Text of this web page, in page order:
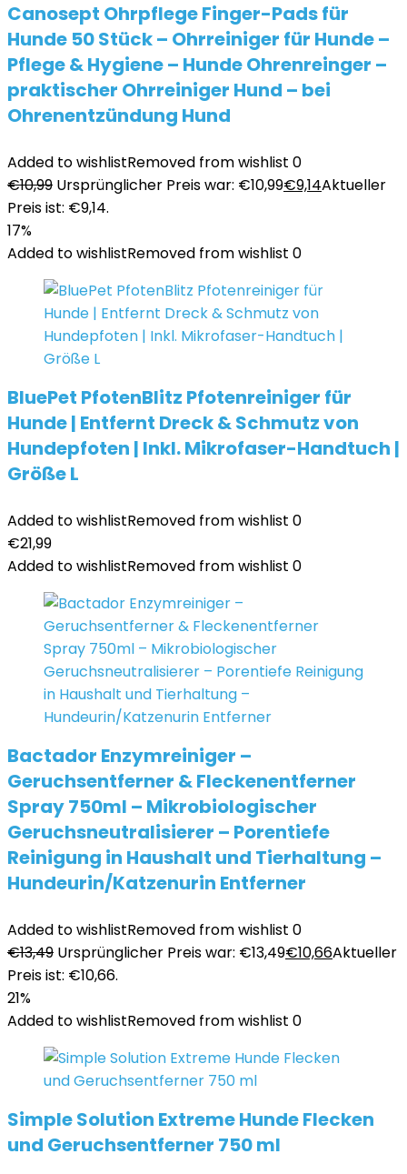
Canosept Ohrpflege Finger-Pads für
Hunde 50 Stück – Ohrreiniger für Hunde –
Pflege & Hygiene – Hunde Ohrenreinger –
praktischer Ohrreiniger Hund – bei
Ohrenentzündung Hund
Added to wishlistRemoved from wishlist 0
€10,99 Ursprünglicher Preis war: €10,99€9,14Aktueller
Preis ist: €9,14.
17%
Added to wishlistRemoved from wishlist 0
BluePet PfotenBlitz Pfotenreiniger für
Hunde | Entfernt Dreck & Schmutz von
Hundepfoten | Inkl. Mikrofaser-Handtuch |
Größe L
Added to wishlistRemoved from wishlist 0
€21,99
Added to wishlistRemoved from wishlist 0
Bactador Enzymreiniger –
Geruchsentferner & Fleckenentferner
Spray 750ml – Mikrobiologischer
Geruchsneutralisierer – Porentiefe
Reinigung in Haushalt und Tierhaltung –
Hundeurin/Katzenurin Entferner
Added to wishlistRemoved from wishlist 0
€13,49 Ursprünglicher Preis war: €13,49€10,66Aktueller
Preis ist: €10,66.
21%
Added to wishlistRemoved from wishlist 0
Simple Solution Extreme Hunde Flecken
und Geruchsentferner 750 ml